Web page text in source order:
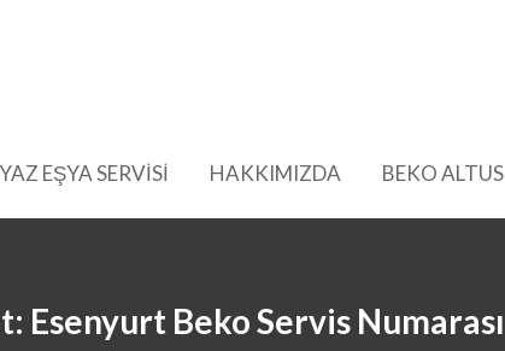
EŞYA SERVİSİ HAKKIMIZDA BEKO ALTUS
Esenyurt Beko Servis Numarası